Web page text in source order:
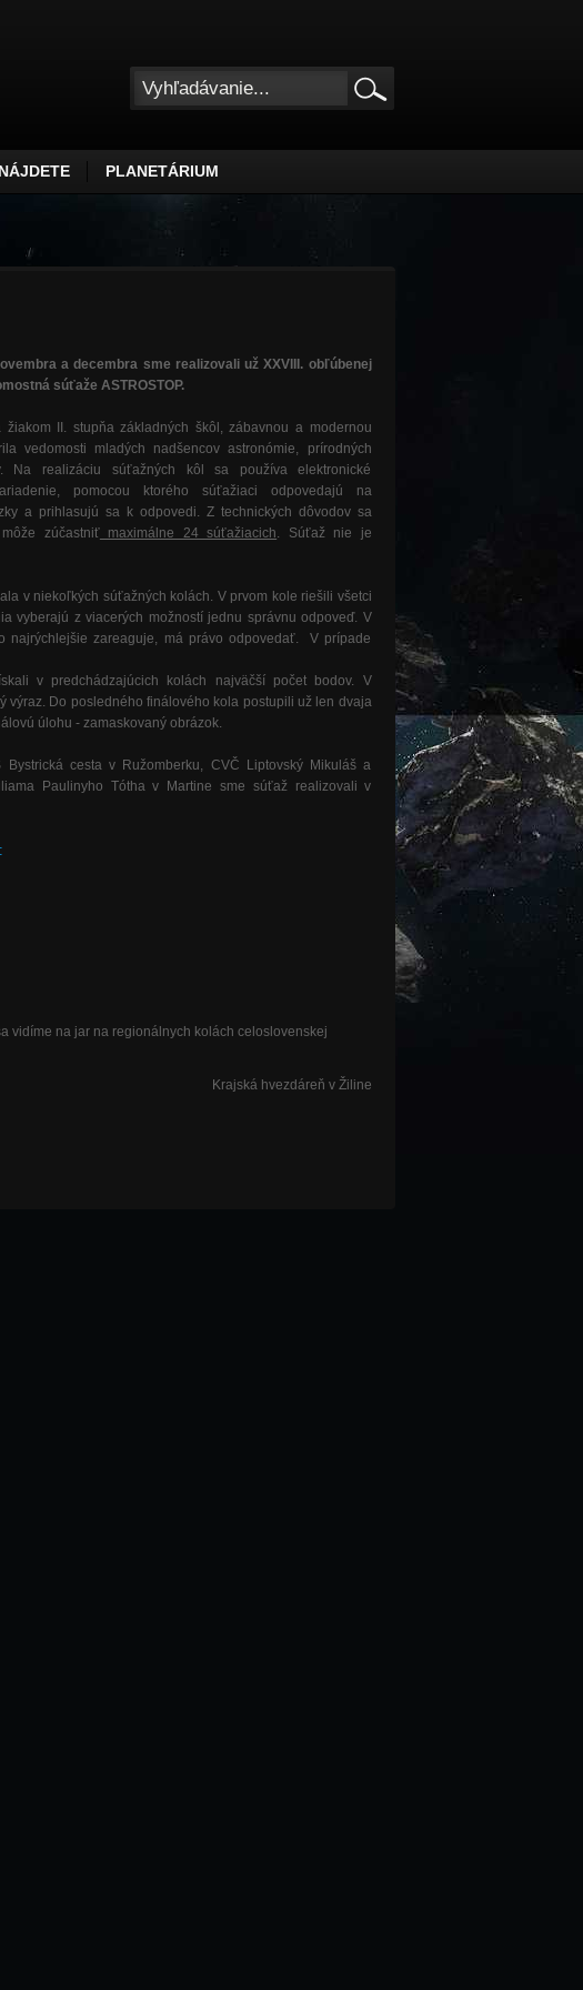
PLANETÁRIUM
a decembra sme realizovali už XXVIII. obľúbenej
súťaže ASTROSTOP.
žiakom II. stupňa základných škôl, zábavnou a modernou
vedomosti mladých nadšencov astronómie, prírodných
Na realizáciu súťažných kôl sa používa elektronické
pomocou ktorého súťažiaci odpovedajú na
a prihlasujú sa k odpovedi. Z technických dôvodov sa
zúčastniťmaximálne 24 súťažiacich. Súťaž nie je
v niekoľkých súťažných kolách. V prvom kole riešili všetci
vyberajú z viacerých možností jednu správnu odpoveď. V
zareaguje, má právo odpovedať. V prípade
v predchádzajúcich kolách najväčší počet bodov. V
výraz. Do posledného finálového kola postupili už len dvaja
úlohu - zamaskovaný obrázok.
cesta v Ružomberku, CVČ Liptovský Mikuláš a
Paulinyho Tótha v Martine sme súťaž realizovali v
vidíme na jar na regionálnych kolách celoslovenskej
Krajská hvezdáreň v Žiline